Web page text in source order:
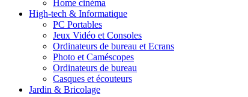
Home cinéma
High-tech & Informatique
PC Portables
Jeux Vidéo et Consoles
Ordinateurs de bureau et Ecrans
Photo et Caméscopes
Ordinateurs de bureau
Casques et écouteurs
Jardin & Bricolage